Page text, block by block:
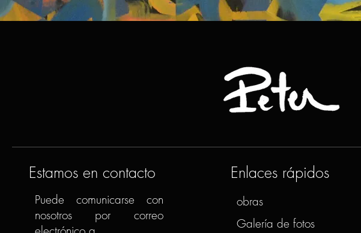
Estamos en contacto
Puede comunicarse con
nosotros por correo
Enlaces rápidos
obras
Galería de fotos